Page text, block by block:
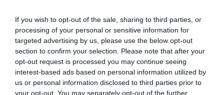
If you wish to opt-out of the sale, sharing to third parties, or
processing of your personal or sensitive information for
targeted advertising by us, please use the below opt-out
section to confirm your selection. Please note that after your
opt-out request is processed you may continue seeing
interest-based ads based on personal information utilized by
us or personal information disclosed to third parties prior to
your opt-out. You may separately opt-out of the further
31.07.2026 15:10